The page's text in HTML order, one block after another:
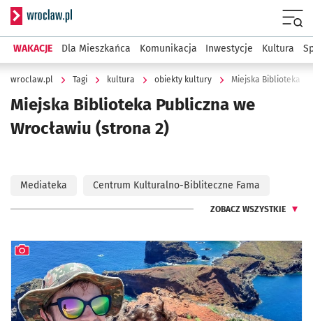
Serwis informacyjny wroclaw.pl
WAKACJE Dla Mieszkańca Komunikacja Inwestycje Kultura
wroclaw.pl Tagi kultura obiekty kultury Miejska Biblioteka
Miejska Biblioteka Publiczna we
Wrocławiu (strona 2)
Mediateka Centrum Kulturalno-Bibliteczne Fama
ZOBACZ WSZYSTKIE